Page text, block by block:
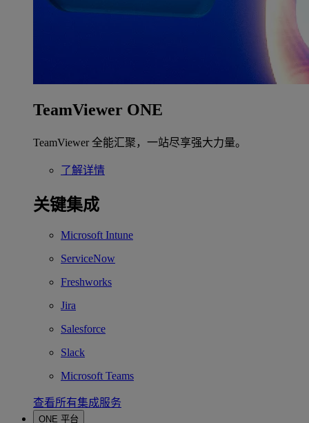
TeamViewer ONE
TeamViewer 全能汇聚，一站尽享强大力量。
了解详情
关键集成
Microsoft Intune
ServiceNow
Freshworks
Jira
Salesforce
Slack
Microsoft Teams
查看所有集成服务
ONE 平台